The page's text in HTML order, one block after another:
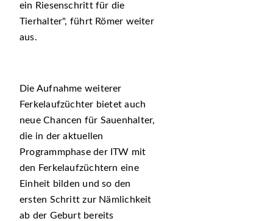
ein Riesenschritt für die
Tierhalter , führt Römer weiter
aus.
Die Aufnahme weiterer
Ferkelaufzüchter bietet auch
neue Chancen für Sauenhalter,
die in der aktuellen
Programmphase der ITW mit
den Ferkelaufzüchtern eine
Einheit bilden und so den
ersten Schritt zur Nämlichkeit
ab der Geburt bereits